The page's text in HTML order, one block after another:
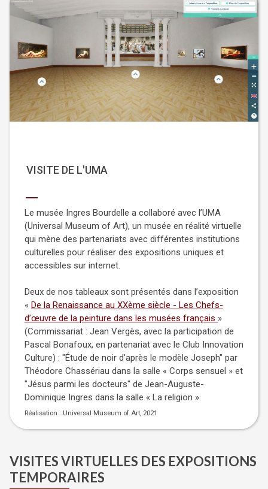
VISITE DE L'UMA
Le musée Ingres Bourdelle a collaboré avec l’UMA
(Universal Museum of Art), un musée en réalité virtuelle
qui mène des partenariats avec différentes institutions
culturelles pour réaliser des expositions uniques et
accessibles sur internet.
Deux de nos tableaux sont présentés dans l’exposition
« De la Renaissance au XXème siècle - Les Chefs-
d’œuvre de la peinture dans les musées français »
(Commissariat : Jean Vergès, avec la participation de
Pascal Bonafoux, en partenariat avec le Club Innovation
Culture) : "Étude de noir d’après le modèle Joseph" par
Théodore Chassériau dans la salle « Corps sensuel » et
"Jésus parmi les docteurs" de Jean-Auguste-
Dominique Ingres dans la salle « La religion ».
Réalisation : Universal Museum of Art, 2021
VISITES VIRTUELLES DES EXPOSITIONS
TEMPORAIRES